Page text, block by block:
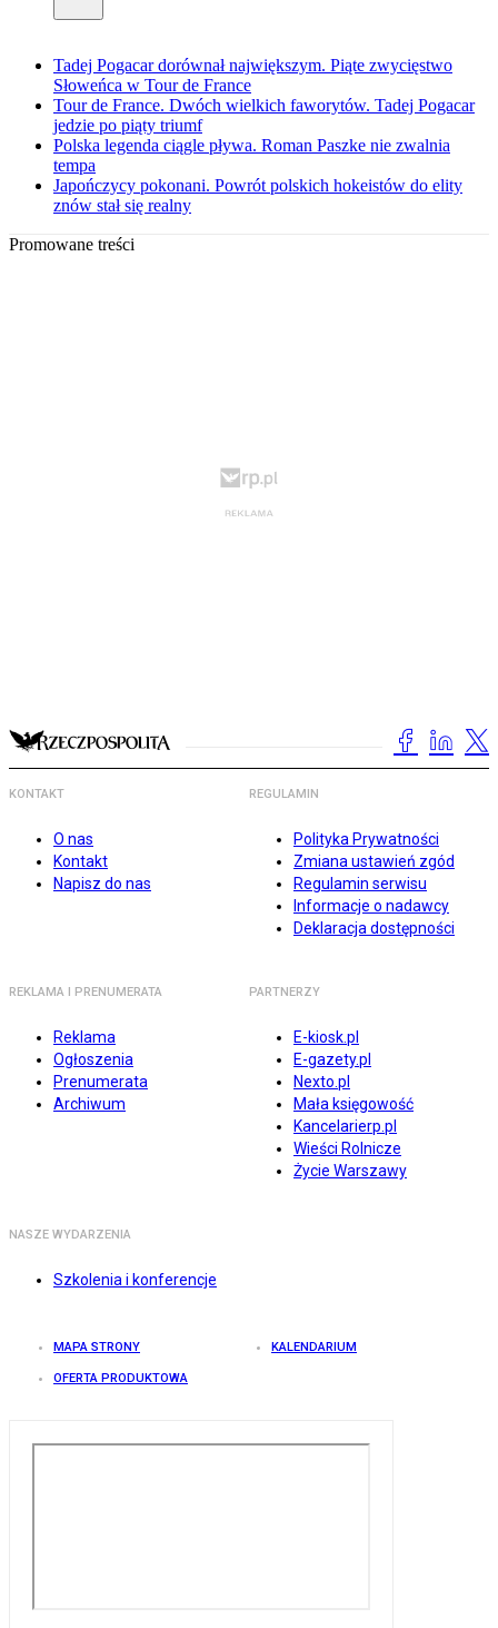
Tadej Pogacar dorównał największym. Piąte zwycięstwo
Słoweńca w Tour de France
Tour de France. Dwóch wielkich faworytów. Tadej Pogacar
jedzie po piąty triumf
Polska legenda ciągle pływa. Roman Paszke nie zwalnia
tempa
Japończycy pokonani. Powrót polskich hokeistów do elity
znów stał się realny
Promowane treści
KONTAKT
O nas
Kontakt
Napisz do nas
REGULAMIN
Polityka Prywatności
Zmiana ustawień zgód
Regulamin serwisu
Informacje o nadawcy
Deklaracja dostępności
REKLAMA I PRENUMERATA
Reklama
Ogłoszenia
Prenumerata
Archiwum
PARTNERZY
E-kiosk.pl
E-gazety.pl
Nexto.pl
Mała księgowość
Kancelarierp.pl
Wieści Rolnicze
Życie Warszawy
NASZE WYDARZENIA
Szkolenia i konferencje
MAPA STRONY KALENDARIUM
OFERTA PRODUKTOWA